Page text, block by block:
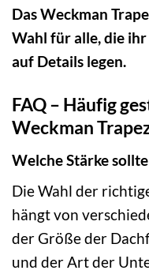
Das Weckman
Wahl für alle, die
auf Details legen.
FAQ – Häufig
Weckman
Welche Stärke
Die Wahl der
hängt von
der Größe der
und der Art der